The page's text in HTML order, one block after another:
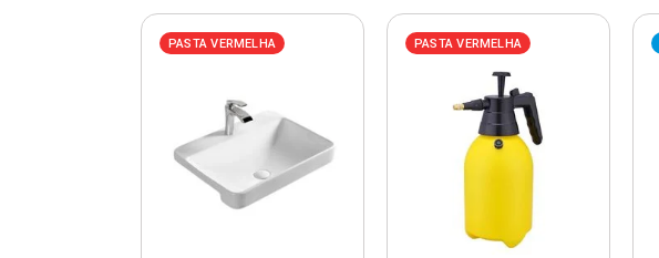
PASTA VERMELHA PASTA VERMELHA